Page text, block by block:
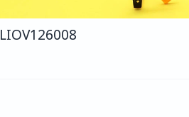
LIOV126008